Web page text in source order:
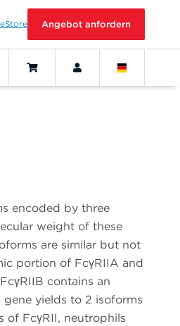
eStore Angebot anfordern
encoded by three
weight of these
are similar but not
portion of FcγRIIA and
contains an
yields to 2 isoforms
of FcγRII, neutrophils